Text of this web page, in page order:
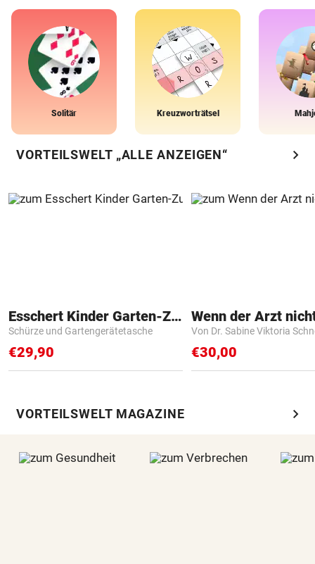
Solitär Kreuzworträtsel
VORTEILSWELT „ALLE ANZEIGEN“ chevron_right
Esschert Kinder Garten-Zubehör
Schürze und Gartengerätetasche
€29,90
Von Dr. Sabine Viktoria
€30,00
VORTEILSWELT MAGAZINE chevron_right